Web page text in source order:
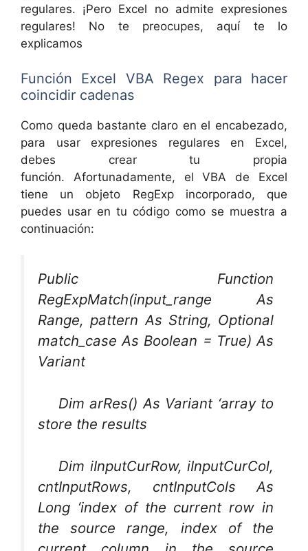
regulares. ¡Pero Excel no admite expresiones
regulares! No te preocupes, aquí te lo
explicamos
Función Excel VBA Regex para hacer
coincidir cadenas
Como queda bastante claro en el encabezado,
para usar expresiones regulares en Excel,
debes crear tu propia
función. Afortunadamente, el VBA de Excel
tiene un objeto RegExp incorporado, que
puedes usar en tu código como se muestra a
continuación:
Public Function
RegExpMatch(input_range As
Range, pattern As String, Optional
match_case As Boolean = True) As
Variant
Dim arRes() As Variant ‘array to
store the results
Dim iInputCurRow, iInputCurCol,
cntInputRows, cntInputCols As
Long ‘index of the current row in
the source range, index of the